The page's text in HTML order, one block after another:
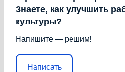
Знаете, как улучшить
культуры?
Напишите — решим!
Написать